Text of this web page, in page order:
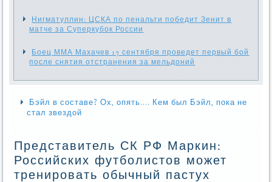
Нигматуллин: ЦСКА по пенальти победит Зенит в
матче за Суперкубок России
Боец ММА Махачев 17 сентября проведет первый бой
после снятия отстранения за мельдоний
Бэйл в составе? Ох, опять.... Кем был Бэйл, пока не
стал звездой
Представитель СК РФ Маркин:
Российских футболистов может
тренировать обычный пастух